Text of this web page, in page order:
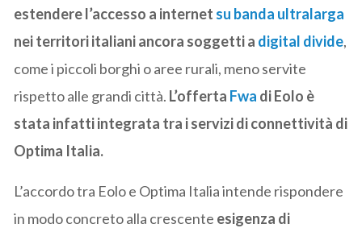
estendere l’accesso a internet su banda ultralarga
nei territori italiani ancora soggetti a digital divide,
come i piccoli borghi o aree rurali, meno servite
rispetto alle grandi città. L’offerta Fwa di Eolo è
stata infatti integrata tra i servizi di connettività di
Optima Italia.
L’accordo tra Eolo e Optima Italia intende rispondere
in modo concreto alla crescente esigenza di